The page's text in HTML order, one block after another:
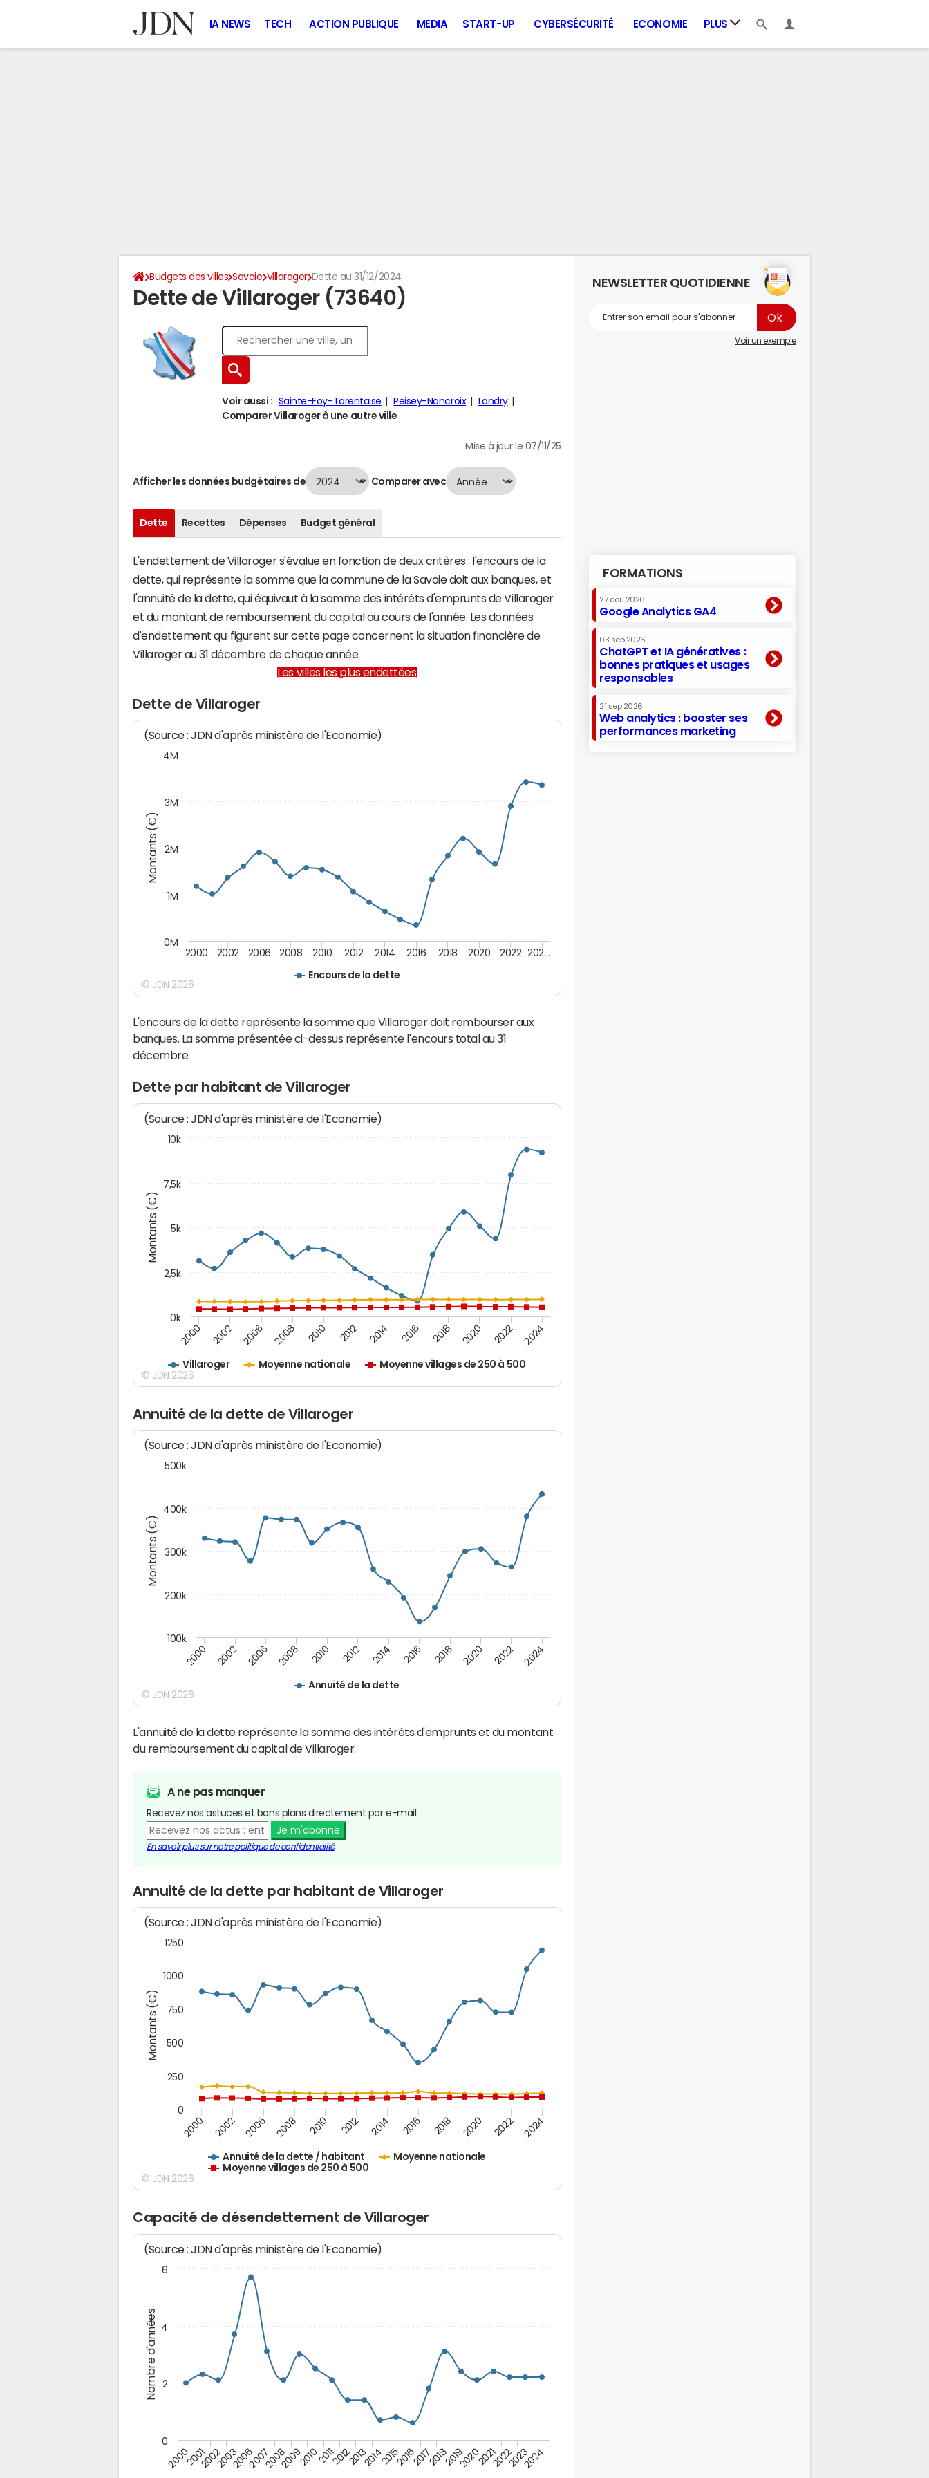
IA NEWS TECH ACTION PUBLIQUE MEDIA START-UP CYBERSÉCURITÉ ECONOMIE PLUS
Budgets des villes Savoie Villaroger Dette au 31/12/2024
Dette de Villaroger (73640)
Voir aussi : Sainte-Foy-Tarentaise Peisey-Nancroix
Landry
Comparer Villaroger à une autre ville
Mise à jour le 07/11/25
Afficher les données budgétaires de Comparer avec
Dette Recettes Dépenses Budget général
L'endettement de Villaroger s'évalue en fonction de deux critères : l'encours de la
dette, qui représente la somme que la commune de la Savoie doit aux banques, et
l'annuité de la dette, qui équivaut à la somme des intérêts d'emprunts de Villaroger
et du montant de remboursement du capital au cours de l'année. Les données
d'endettement qui figurent sur cette page concernent la situation financière de
Villaroger au 31 décembre de chaque année.
Les villes les plus endettées
Dette de Villaroger
Montants (€)
(Source : JDN d'après ministère de l'Economie)
Encours de la dette
2000 2002 2006 2008 2010 2012 2014 2016 2018 2020 2022 202…
0M
1M
2M
3M
4M
© JDN 2026
L'encours de la dette représente la somme que Villaroger doit rembourser aux
banques. La somme présentée ci-dessus représente l'encours total au 31
décembre.
Dette par habitant de Villaroger
Montants (€)
(Source : JDN d'après ministère de l'Economie)
Villaroger Moyenne nationale Moyenne villages de 250 à 500
2000 2002 2006 2008 2010 2012 2014 2016 2018 2020 2022 2024
0k
2,5k
5k
7,5k
10k
© JDN 2026
Annuité de la dette de Villaroger
Montants (€)
(Source : JDN d'après ministère de l'Economie)
Annuité de la dette
2000 2002 2006 2008 2010 2012 2014 2016 2018 2020 2022 2024
100k
200k
300k
400k
500k
© JDN 2026
L'annuité de la dette représente la somme des intérêts d'emprunts et du montant
du remboursement du capital de Villaroger.
A ne pas manquer
Recevez nos astuces et bons plans directement par e-mail.
Je m'abonne
En savoir plus sur notre politique de confidentialité
Annuité de la dette par habitant de Villaroger
Montants (€)
(Source : JDN d'après ministère de l'Economie)
Annuité de la dette / habitant
Moyenne nationale
Moyenne villages de 250 à 500
2000 2002 2006 2008 2010 2012 2014 2016 2018 2020 2022 2024
0
250
500
750
1000
1250
© JDN 2026
Capacité de désendettement de Villaroger
Nombre d'années
(Source : JDN d'après ministère de l'Economie)
20002001200220032006200720082009201020112012201320142015201620172018201920202021202220232024
0
2
4
6
NEWSLETTER QUOTIDIENNE
Voir un exemple
FORMATIONS
27 aoû 2026
Google Analytics GA4
03 sep 2026
ChatGPT et IA génératives :
bonnes pratiques et usages
responsables
21 sep 2026
Web analytics : booster ses
performances marketing